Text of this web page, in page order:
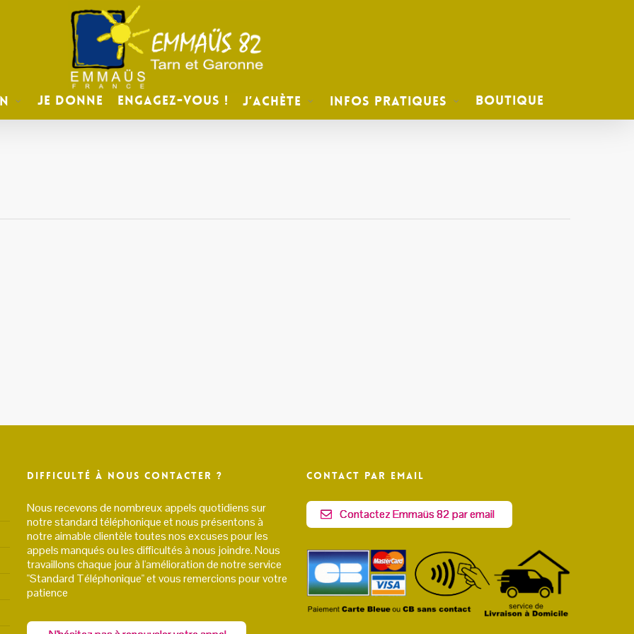
Je donne Engagez-vous ! J’achète Infos Pratiques Boutique
Difficulté à nous contacter ?
Nous recevons de nombreux appels quotidiens sur
notre standard téléphonique et nous présentons à
notre aimable clientèle toutes nos excuses pour les
appels manqués ou les difficultés à nous joindre. Nous
travaillons chaque jour à l'amélioration de notre service
"Standard Téléphonique" et vous remercions pour votre
patience
Contact par email
Contactez Emmaüs 82 par email